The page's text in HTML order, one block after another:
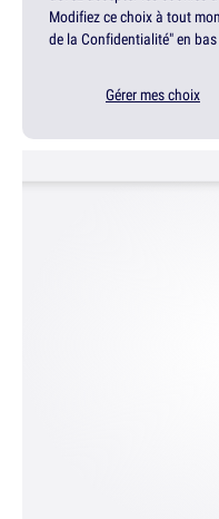
Modifiez ce choix à tout
de la Confidentialité" en
Gérer mes choix